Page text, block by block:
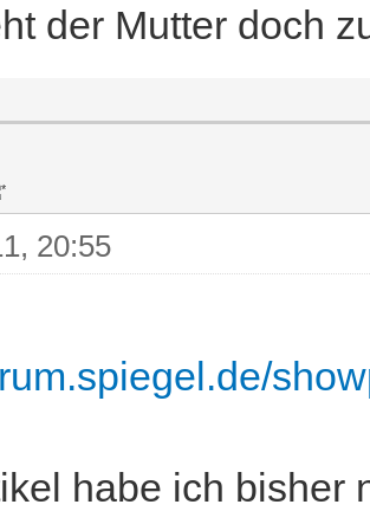
der Mutter doch
20:55
habe ich bisher